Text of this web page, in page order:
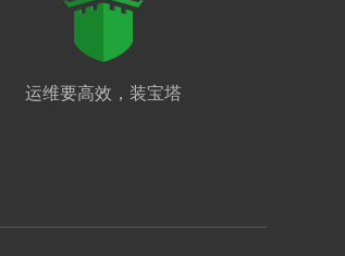
运维要高效，装宝塔